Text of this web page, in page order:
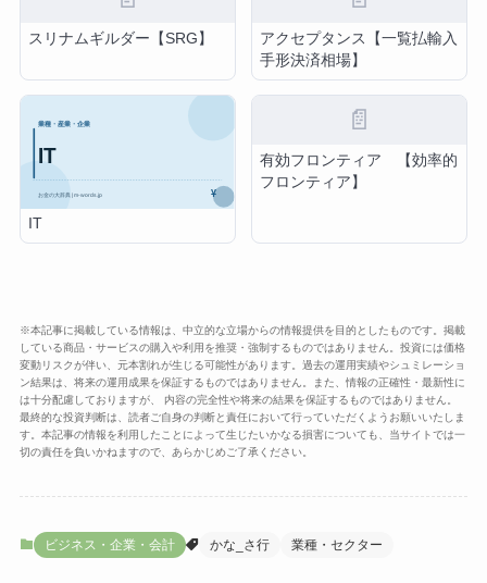
スリナムギルダー【SRG】
アクセプタンス【一覧払輸入
手形決済相場】
IT
📄
有効フロンティア 【効率的
フロンティア】
※本記事に掲載している情報は、中立的な立場からの情報提供を目的としたものです。掲載
している商品・サービスの購入や利用を推奨・強制するものではありません。投資には価格
変動リスクが伴い、元本割れが生じる可能性があります。過去の運用実績やシュミレーショ
ン結果は、将来の運用成果を保証するものではありません。また、情報の正確性・最新性に
は十分配慮しておりますが、 内容の完全性や将来の結果を保証するものではありません。
最終的な投資判断は、読者ご自身の判断と責任において行っていただくようお願いいたしま
す。本記事の情報を利用したことによって生じたいかなる損害についても、当サイトでは一
切の責任を負いかねますので、あらかじめご了承ください。
ビジネス・企業・会計 かな_さ行 業種・セクター